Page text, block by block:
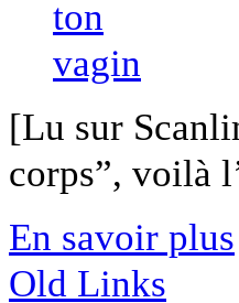
[Lu sur
corps”, voilà
En savoir plus
Old Links